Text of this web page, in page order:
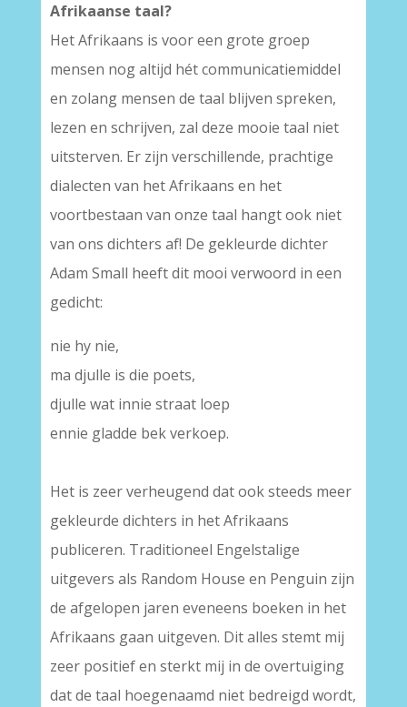
Afrikaanse taal?
Het Afrikaans is voor een grote groep
mensen nog altijd hét communicatiemiddel
en zolang mensen de taal blijven spreken,
lezen en schrijven, zal deze mooie taal niet
uitsterven. Er zijn verschillende, prachtige
dialecten van het Afrikaans en het
voortbestaan van onze taal hangt ook niet
van ons dichters af! De gekleurde dichter
Adam Small heeft dit mooi verwoord in een
gedicht:
nie hy nie,
ma djulle is die poets,
djulle wat innie straat loep
ennie gladde bek verkoep.
Het is zeer verheugend dat ook steeds meer
gekleurde dichters in het Afrikaans
publiceren. Traditioneel Engelstalige
uitgevers als Random House en Penguin zijn
de afgelopen jaren eveneens boeken in het
Afrikaans gaan uitgeven. Dit alles stemt mij
zeer positief en sterkt mij in de overtuiging
dat de taal hoegenaamd niet bedreigd wordt,